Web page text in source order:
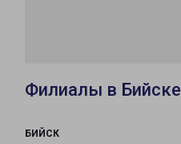
Филиалы в Бийске
БИЙСК